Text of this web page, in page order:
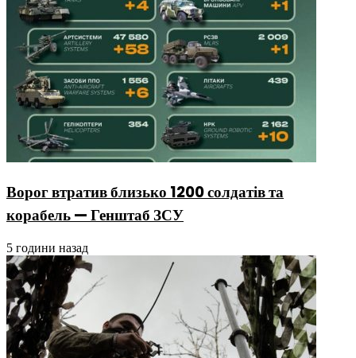
Ворог втратив близько 1200 солдатів та
корабель — Генштаб ЗСУ
5 години назад